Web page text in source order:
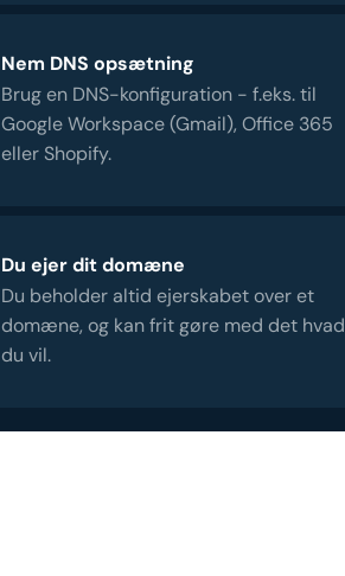
Nem DNS opsætning
Brug en DNS-konfiguration - f.eks. til
Google Workspace (Gmail), Office 365
eller Shopify.
Du ejer dit domæne
Du beholder altid ejerskabet over et
domæne, og kan frit gøre med det hvad
du vil.